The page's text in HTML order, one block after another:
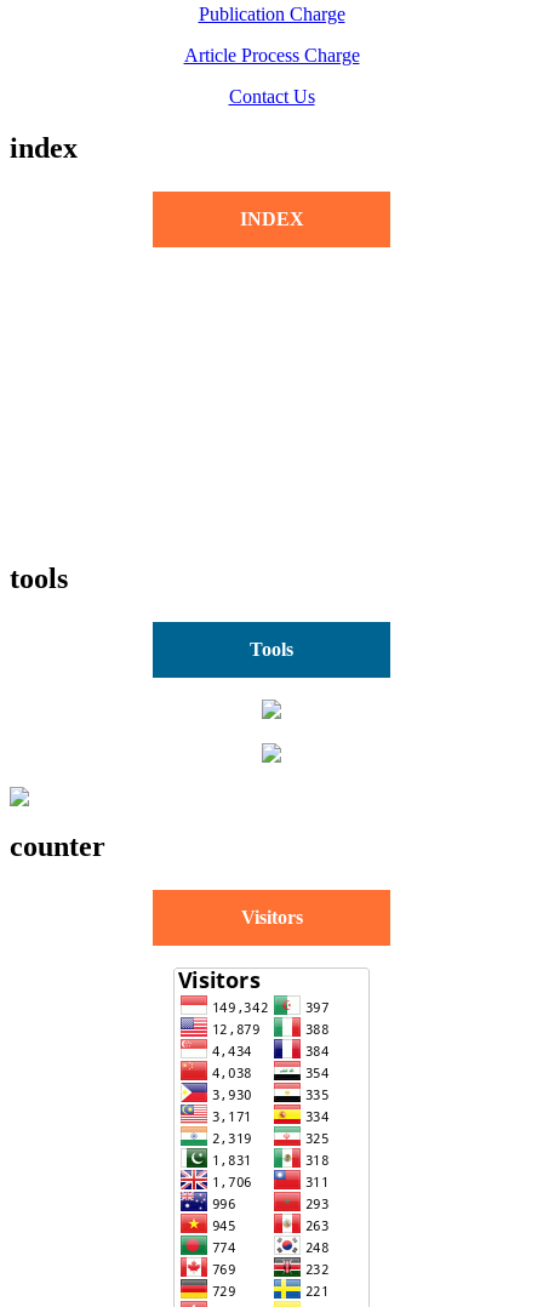
Publication Charge
Article Process Charge
Contact Us
index
INDEX
tools
Tools
counter
Visitors